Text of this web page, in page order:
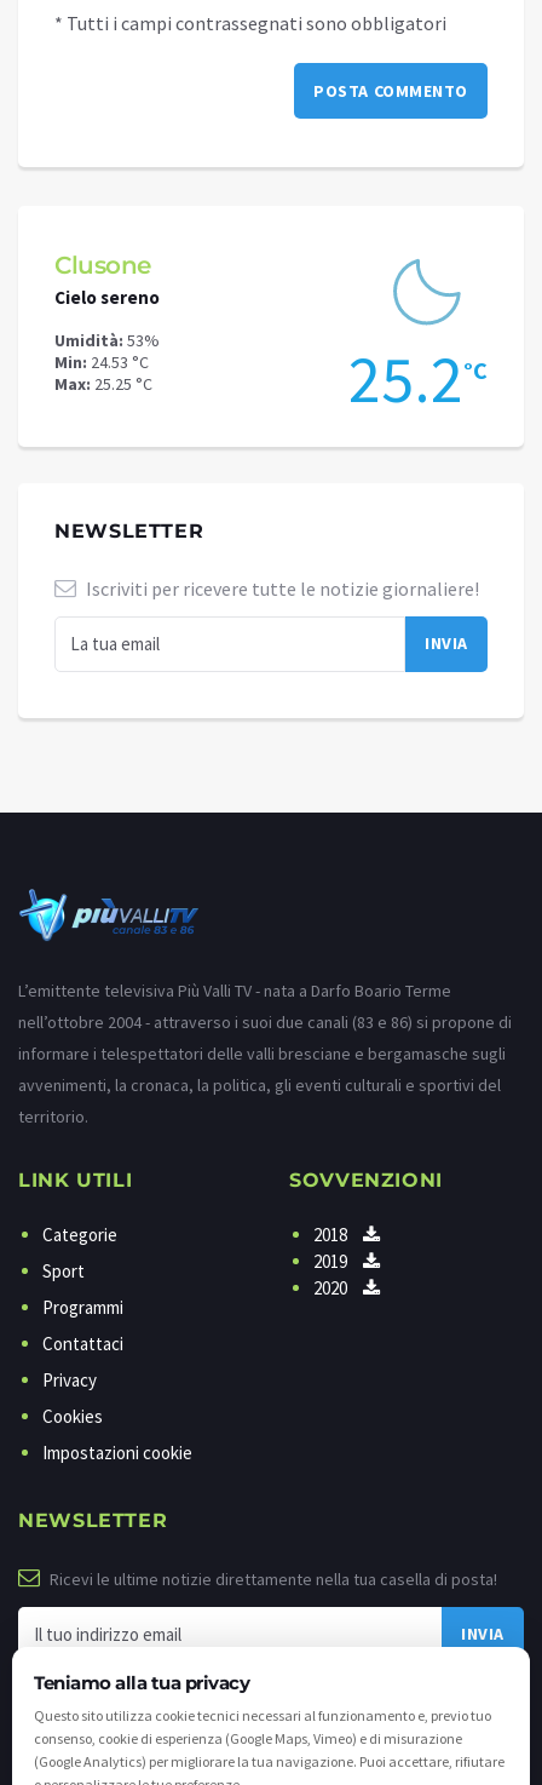
Teniamo alla tua privacy
Questo sito utilizza cookie tecnici necessari al funzionamento e, previo tuo
consenso, cookie di esperienza (Google Maps, Vimeo) e di misurazione
(Google Analytics) per migliorare la tua navigazione. Puoi accettare, rifiutare
* Tutti i campi contrassegnati sono obbligatori
Clusone
Cielo sereno
Umidità: 53%
Min: 24.53 °C
Max: 25.25 °C 25.2°C
NEWSLETTER
Iscriviti per ricevere tutte le notizie giornaliere!
L’emittente televisiva Più Valli TV - nata a Darfo Boario Terme
nell’ottobre 2004 - attraverso i suoi due canali (83 e 86) si propone di
informare i telespettatori delle valli bresciane e bergamasche sugli
avvenimenti, la cronaca, la politica, gli eventi culturali e sportivi del
territorio.
LINK UTILI
Categorie
Sport
Programmi
Contattaci
Privacy
Cookies
Impostazioni cookie
SOVVENZIONI
2018
2019
2020
NEWSLETTER
Ricevi le ultime notizie direttamente nella tua casella di posta!